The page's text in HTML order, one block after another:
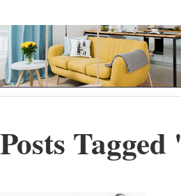
Posts Tagged '